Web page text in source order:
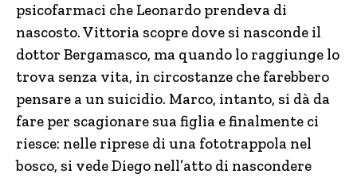
psicofarmaci che Leonardo prendeva di
nascosto. Vittoria scopre dove si nasconde il
dottor Bergamasco, ma quando lo raggiunge lo
trova senza vita, in circostanze che farebbero
pensare a un suicidio. Marco, intanto, si dà da
fare per scagionare sua figlia e finalmente ci
riesce: nelle riprese di una fototrappola nel
bosco, si vede Diego nell’atto di nascondere